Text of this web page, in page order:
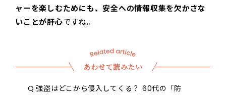
ャーを楽しむためにも、安全への情報収集を欠かさな
いことが肝心ですね。
あわせて読みたい
Q.強盗はどこから侵入してくる？ 60代の「防